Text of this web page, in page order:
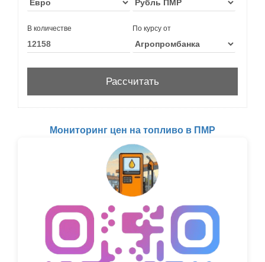
В количестве По курсу от
Мониторинг цен на топливо в ПМР